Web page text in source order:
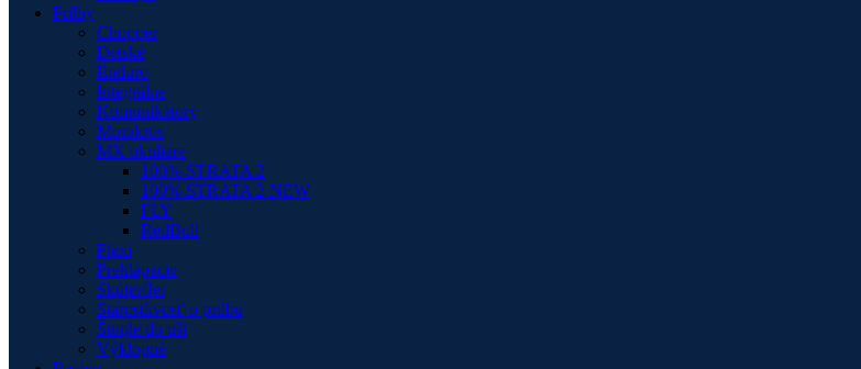
Prilby
Chopper
Detské
Enduro
Integrálne
Komunikátory
Motokros
MX okuliare
100% STRATA 2
100% STRATA 2 NEW
FLY
RedBull
Plexi
Preklápacie
Skúter/Jet
Starostlivosť o prilbu
Štuple do uší
Výklopné